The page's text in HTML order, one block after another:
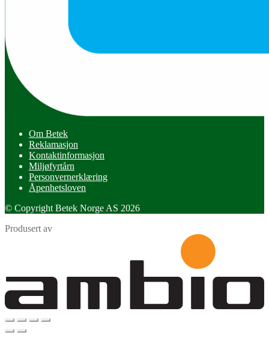
Om Betek
Reklamasjon
Kontaktinformasjon
Miljøfyrtårn
Personvernerklæring
Åpenhetsloven
© Copyright Betek Norge AS 2026
Produsert av